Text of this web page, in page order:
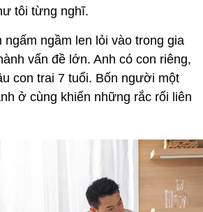
tôi từng nghĩ.
ngấm ngầm len lỏi vào trong gia
vấn đề lớn. Anh có con riêng,
con trai 7 tuổi. Bốn người một
ở cùng khiến những rắc rối liên